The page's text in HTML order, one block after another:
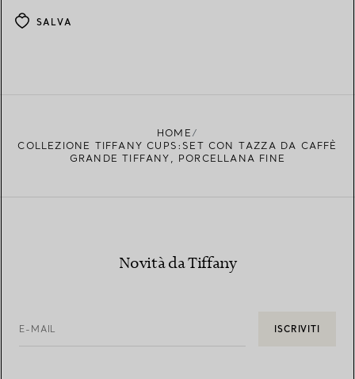
SALVA
HOME
COLLEZIONE TIFFANY CUPS:SET CON TAZZA DA CAFFÈ
GRANDE TIFFANY, PORCELLANA FINE
Novità da Tiffany
E-MAIL ISCRIVITI